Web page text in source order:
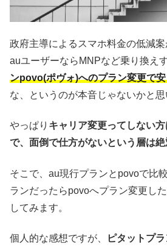
政府主導によるスマホ料金の低減案
auユーザーならMNPなど乗り換え
ンpovo(ポヴォ)へのプラン変更で
な、というのが本音じゃないかと思
やっぱり キャリア変更ってしない
で、面倒で仕方がないという層は絶
そこで、au現行プランとpovoで比
ランだったらpovoへプラン変更し
してみます。
個人的な感想ですが、 ピタットプ